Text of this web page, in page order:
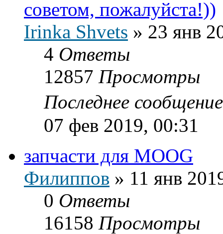
советом, пожалуйста!))
Irinka Shvets » 23 янв
4 Ответы
12857 Просмотры
Последнее
07 фев 2019, 00:31
запчасти для MOOG
Филиппов » 11 янв
0 Ответы
16158 Просмотры